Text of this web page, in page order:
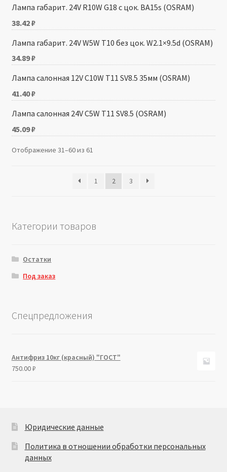
Лампа габарит. 24V R10W G18 с цок. BA15s (OSRAM)
38.42₽
Лампа габарит. 24V W5W T10 без цок. W2.1×9.5d (OSRAM)
34.89₽
Лампа салонная 12V C10W T11 SV8.5 35мм (OSRAM)
41.40₽
Лампа салонная 24V C5W T11 SV8.5 (OSRAM)
45.09₽
Отображение 31–60 из 61
1 2 3
Категории товаров
Остатки
Под заказ
Спецпредложения
Антифриз 10кг (красный) "ГОСТ"
750.00₽
Юридические данные
Политика в отношении обработки персональных
данных